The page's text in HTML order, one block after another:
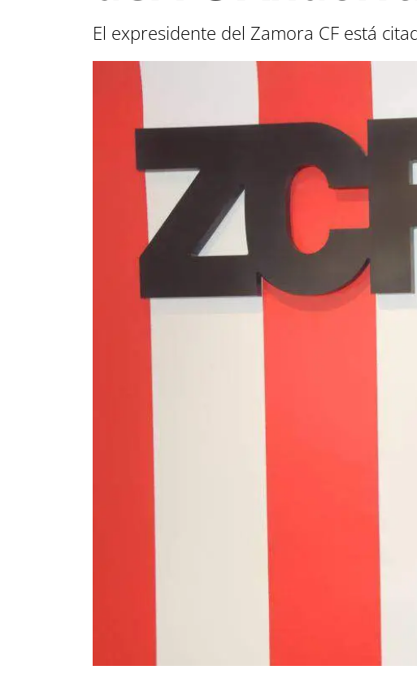
El expresidente del Zamora CF está